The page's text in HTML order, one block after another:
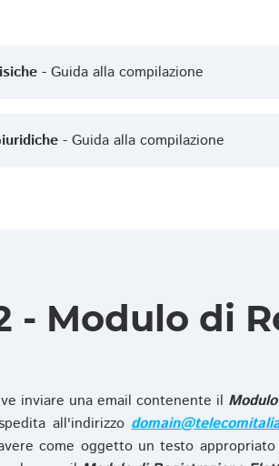
- Guida alla compilazione
- Guida alla compilazione
- Modulo di
inviare una email contenente il
all'indirizzo
come oggetto un testo